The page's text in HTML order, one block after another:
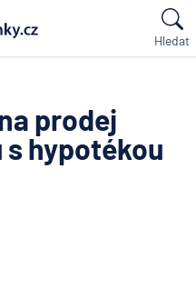
Hledat
prodej
s hypotékou